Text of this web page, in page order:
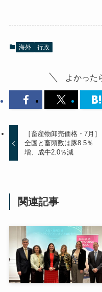
海外 行政
よかった
［畜産物卸売価格・7月］
全国と畜頭数は豚8.5％
増、成牛2.0％減
関連記事